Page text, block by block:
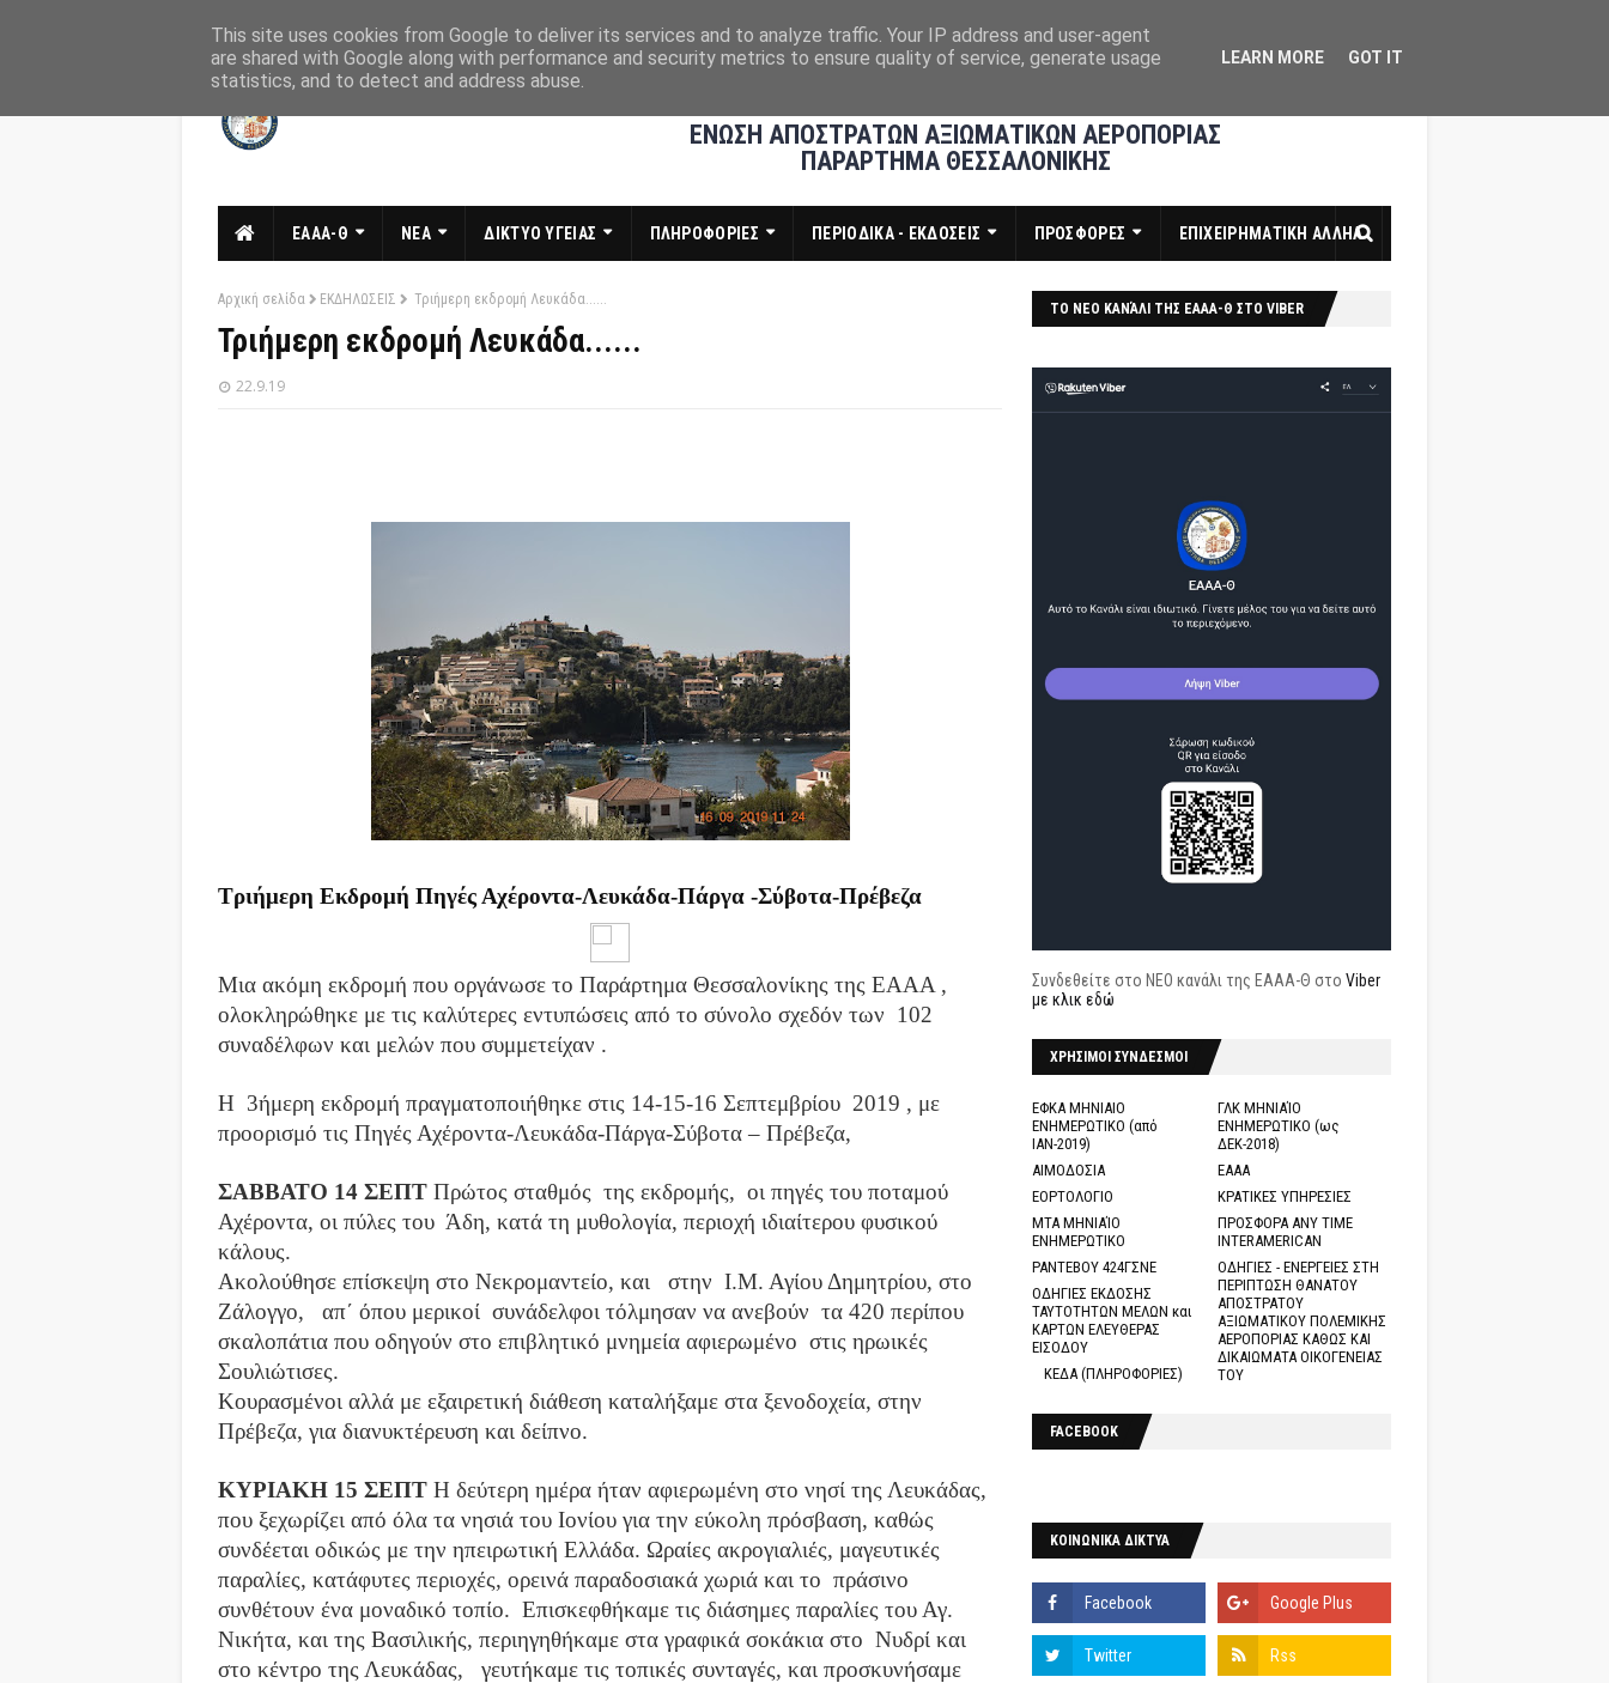
ΕΝΩΣΗ ΑΠΟΣΤΡΑΤΩΝ ΑΞΙΩΜΑΤΙΚΩΝ ΑΕΡΟΠΟΡΙΑΣ
ΠΑΡΑΡΤΗΜΑ ΘΕΣΣΑΛΟΝΙΚΗΣ
ΕΑΑΑ-Θ ΝΕΑ ΔΙΚΤΥΟ ΥΓΕΙΑΣ ΠΛΗΡΟΦΟΡΙΕΣ ΠΕΡΙΟΔΙΚΑ - ΕΚΔΟΣΕΙΣ ΠΡΟΣΦΟΡΕΣ ΕΠΙΧΕΙΡΗΜΑΤΙΚΗ ΑΛΛΗΛ
Αρχική σελίδα ΕΚΔΗΛΩΣΕΙΣ Τριήμερη εκδρομή Λευκάδα......
Τριήμερη εκδρομή Λευκάδα......
22.9.19
Τριήμερη Εκδρομή Πηγές Αχέροντα-Λευκάδα-Πάργα -Σύβοτα-Πρέβεζα
Μια ακόμη εκδρομή που οργάνωσε το Παράρτημα Θεσσαλονίκης της ΕΑΑΑ ,
ολοκληρώθηκε με τις καλύτερες εντυπώσεις από το σύνολο σχεδόν των 102
συναδέλφων και μελών που συμμετείχαν .
Η 3ήμερη εκδρομή πραγματοποιήθηκε στις 14-15-16 Σεπτεμβρίου 2019 , με
προορισμό τις Πηγές Αχέροντα-Λευκάδα-Πάργα-Σύβοτα – Πρέβεζα,
ΣΑΒΒΑΤΟ 14 ΣΕΠΤ Πρώτος σταθμός της εκδρομής, οι πηγές του ποταμού
Αχέροντα, οι πύλες του Άδη, κατά τη μυθολογία, περιοχή ιδιαίτερου φυσικού
κάλους.
Ακολούθησε επίσκεψη στο Νεκρομαντείο, και στην Ι.Μ. Αγίου Δημητρίου, στο
Ζάλογγο, απ΄ όπου μερικοί συνάδελφοι τόλμησαν να ανεβούν τα 420 περίπου
σκαλοπάτια που οδηγούν στο επιβλητικό μνημεία αφιερωμένο στις ηρωικές
Σουλιώτισες.
Κουρασμένοι αλλά με εξαιρετική διάθεση καταλήξαμε στα ξενοδοχεία, στην
Πρέβεζα, για διανυκτέρευση και δείπνο.
ΚΥΡΙΑΚΗ 15 ΣΕΠΤ Η δεύτερη ημέρα ήταν αφιερωμένη στο νησί της Λευκάδας,
που ξεχωρίζει από όλα τα νησιά του Ιονίου για την εύκολη πρόσβαση, καθώς
συνδέεται οδικώς με την ηπειρωτική Ελλάδα. Ωραίες ακρογιαλιές, μαγευτικές
παραλίες, κατάφυτες περιοχές, ορεινά παραδοσιακά χωριά και το πράσινο
συνθέτουν ένα μοναδικό τοπίο. Επισκεφθήκαμε τις διάσημες παραλίες του Αγ.
Νικήτα, και της Βασιλικής, περιηγηθήκαμε στα γραφικά σοκάκια στο Νυδρί και
στο κέντρο της Λευκάδας, γευτήκαμε τις τοπικές συνταγές, και προσκυνήσαμε
ΤΟ ΝΕΟ ΚΑΝΆΛΙ ΤΗΣ ΕΑΑΑ-Θ ΣΤΟ VIBER
Συνδεθείτε στο ΝΕΟ κανάλι της ΕΑΑΑ-Θ στο Viber
με κλικ εδώ
ΧΡΗΣΙΜΟΙ ΣΥΝΔΕΣΜΟΙ
ΕΦΚΑ ΜΗΝΙΑΙΟ
ΕΝΗΜΕΡΩΤΙΚΟ (από
ΙΑΝ-2019)
ΓΛΚ ΜΗΝΙΑΊΟ
ΕΝΗΜΕΡΩΤΙΚΟ (ως
ΔΕΚ-2018)
ΑΙΜΟΔΟΣΙΑ
ΕΑΑΑ
ΕΟΡΤΟΛΟΓΙΟ
ΚΡΑΤΙΚΕΣ ΥΠΗΡΕΣΙΕΣ
ΜΤΑ ΜΗΝΙΑΊΟ
ΕΝΗΜΕΡΩΤΙΚΟ
ΠΡΟΣΦΟΡΑ ANY TIME
INTERAMERICAN
ΡΑΝΤΕΒΟΥ 424ΓΣΝΕ
ΟΔΗΓΙΕΣ - ΕΝΕΡΓΕΙΕΣ ΣΤΗ
ΠΕΡΙΠΤΩΣΗ ΘΑΝΑΤΟΥ
ΑΠΟΣΤΡΑΤΟΥ
ΑΞΙΩΜΑΤΙΚΟΥ ΠΟΛΕΜΙΚΗΣ
ΑΕΡΟΠΟΡΙΑΣ ΚΑΘΩΣ ΚΑΙ
ΔΙΚΑΙΩΜΑΤΑ ΟΙΚΟΓΕΝΕΙΑΣ
ΤΟΥ
ΟΔΗΓΙΕΣ ΕΚΔΟΣΗΣ
ΤΑΥΤΟΤΗΤΩΝ ΜΕΛΩΝ και
ΚΑΡΤΩΝ ΕΛΕΥΘΕΡΑΣ
ΕΙΣΟΔΟΥ
ΚΕΔΑ (ΠΛΗΡΟΦΟΡΙΕΣ)
FACEBOOK
ΚΟΙΝΩΝΙΚΑ ΔΙΚΤΥΑ
This site uses cookies from Google to deliver its services and to analyze traffic. Your IP address and user-agent
are shared with Google along with performance and security metrics to ensure quality of service, generate usage
statistics, and to detect and address abuse.
LEARN MORE GOT IT